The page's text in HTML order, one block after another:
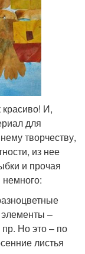
красиво! И,
для
творчеству,
из нее
и прочая
–
Но это – по
листья